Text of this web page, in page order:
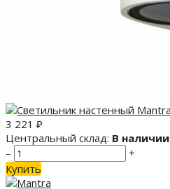
3 221 ₽
Центральный склад: В наличии
–
+
Купить